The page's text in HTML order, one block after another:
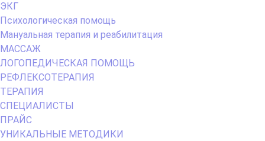
ЭКГ
Психологическая помощь
Мануальная терапия и реабилитация
МАССАЖ
ЛОГОПЕДИЧЕСКАЯ ПОМОЩЬ
РЕФЛЕКСОТЕРАПИЯ
ТЕРАПИЯ
СПЕЦИАЛИСТЫ
ПРАЙС
УНИКАЛЬНЫЕ МЕТОДИКИ